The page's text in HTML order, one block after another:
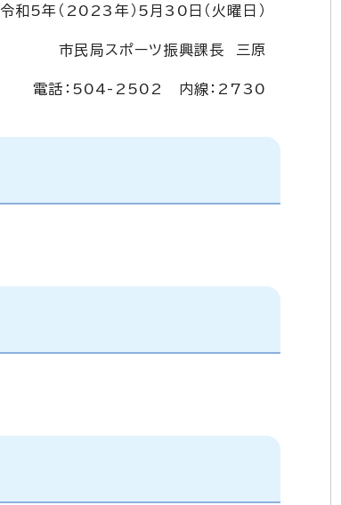
令和5年（2023年）5月30日（火曜日）
市民局スポーツ振興課長 三原
電話：504-2502 内線：2730